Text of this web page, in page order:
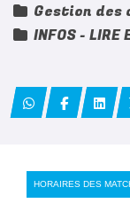
Gestion des
INFOS - LIRE
HORAIRES DES